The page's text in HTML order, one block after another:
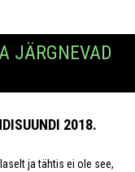
JÄRGNEVAD
2018.
ja tähtis ei ole see,